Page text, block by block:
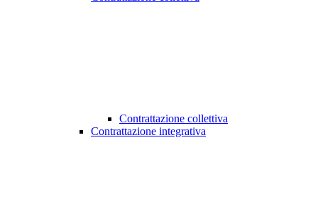
Contrattazione collettiva
Contrattazione integrativa